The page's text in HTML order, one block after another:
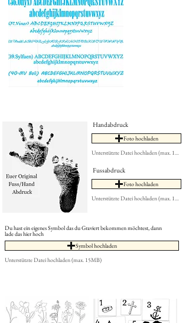
Handabdruck
Foto hochladen
Unterstützte Datei hochladen (max. 15MB)
Fussabdruck
Foto hochladen
Unterstützte Datei hochladen (max. 15MB)
Du hast ein eigenes Symbol das du Graviert bekommen möchtest, dann
lade das hier hoch
Symbol hochladen
Unterstützte Datei hochladen (max. 15MB)